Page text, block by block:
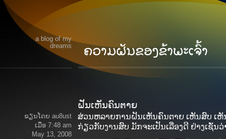
a blog of my
dreams
ຝັນເຫັນຄົນຕາຍ
ຂຽນໂດຍ au8ust
ເມື່ອ 7:48 am
May 13, 2008
ສ່ວນຫລາຍການຝັນເຫັນຄົນຕາຍ ເຫັນສົບ ເຫັ
ກ່ຽວກັບງານສົບ ມັກຈະເປັນເລື່ອງດີ ຢ່າງເຊັ່ນ